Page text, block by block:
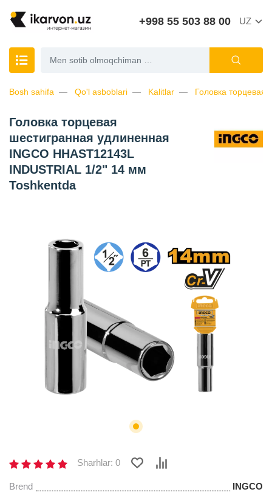
+998 55 503 88 00 UZ
Bosh sahifa Qo'l asboblari Kalitlar Головка
Головка торцевая
шестигранная удлиненная
INGCO HHAST12143L
INDUSTRIAL 1/2" 14 мм
Toshkentda
Sharhlar: 0
Brend INGCO